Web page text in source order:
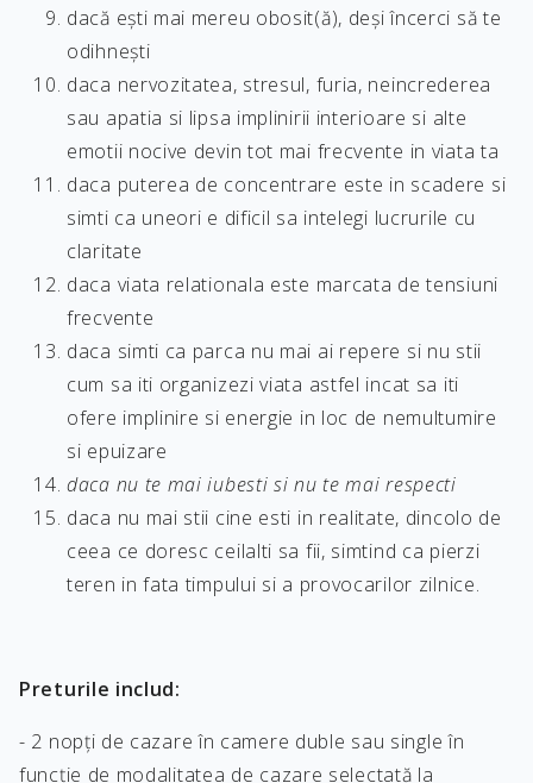
dacă ești mai mereu obosit(ă), deși încerci să te
odihnești
daca nervozitatea, stresul, furia, neincrederea
sau apatia si lipsa implinirii interioare si alte
emotii nocive devin tot mai frecvente in viata ta
daca puterea de concentrare este in scadere si
simti ca uneori e dificil sa intelegi lucrurile cu
claritate
daca viata relationala este marcata de tensiuni
frecvente
daca simti ca parca nu mai ai repere si nu stii
cum sa iti organizezi viata astfel incat sa iti
ofere implinire si energie in loc de nemultumire
si epuizare
daca nu te mai iubesti si nu te mai respecti
daca nu mai stii cine esti in realitate, dincolo de
ceea ce doresc ceilalti sa fii, simtind ca pierzi
teren in fata timpului si a provocarilor zilnice.
Preturile includ:
- 2 nopți de cazare în camere duble sau single în
funcție de modalitatea de cazare selectată la